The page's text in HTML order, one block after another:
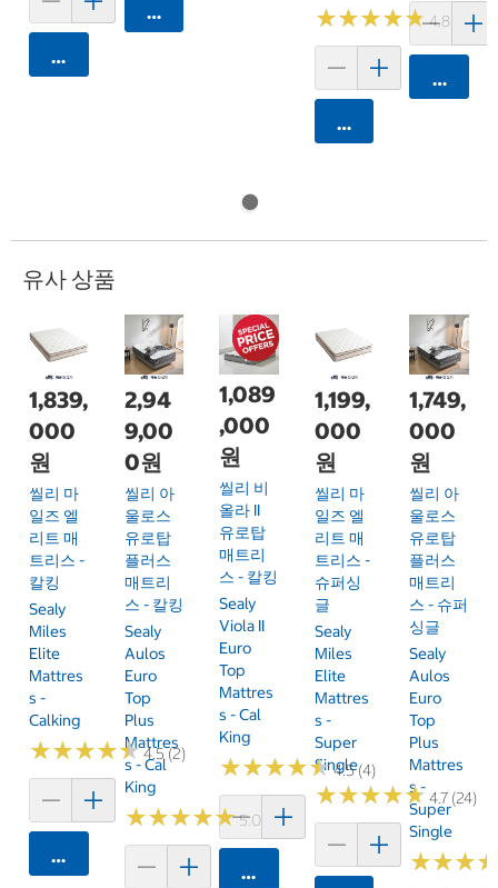
카트에 담기
카트에 담기 ★★★★★
★★★★★4.8 (250)
카트에 담기
카트에
유사 상품
1,839,
000
원
씰리 마
일즈 엘
리트 매
트리스 -
칼킹
Sealy
Miles
Elite
Mattres
S -
Calking
★★★★★
★★★★★4.5 (2)
카트에 담기
2,94
9,00
0원
씰리 아
울로스
유로탑
플러스
매트리
스 - 칼킹
Sealy
Aulos
Euro
Top
Plus
Mattres
S - Cal
King
★★★★★
★★★★★5.0 (1)
1,089
,000
원
씰리 비
올라 II
유로탑
매트리
스 - 칼킹
Sealy
Viola II
Euro
Top
Mattres
S - Cal
King
★★★★★
★★★★★4.5 (4)
카트에 담기
1,199,
000
원
씰리 마
일즈 엘
리트 매
트리스 -
슈퍼싱
글
Sealy
Miles
Elite
Mattres
S -
Super
Single
★★★★★
★★★★★4.7 (24)
1,749,
000
원
씰리 아
울로스
유로탑
플러스
매트리
스 - 슈퍼
싱글
Sealy
Aulos
Euro
Top
Plus
Mattres
S -
Super
Single
★★★
★★★